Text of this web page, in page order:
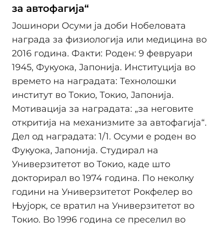
за автофагија“
Јошинори Осуми ја доби Нобеловата
награда за физиологија или медицина во
2016 година. Факти: Роден: 9 февруари
1945, Фукуока, Јапонија. Институција во
времето на наградата: Технолошки
институт во Токио, Токио, Јапонија.
Мотивација за наградата: „за неговите
откритија на механизмите за автофагија“.
Дел од наградата: 1/1. Осуми е роден во
Фукуока, Јапонија. Студирал на
Универзитетот во Токио, каде што
докторирал во 1974 година. По неколку
години на Универзитетот Рокфелер во
Њујорк, се вратил на Универзитетот во
Токио. Во 1996 година се преселил во